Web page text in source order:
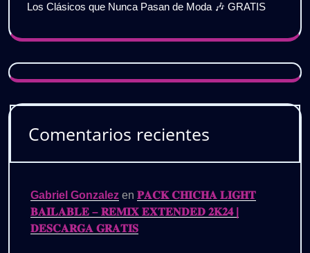
Los Clásicos que Nunca Pasan de Moda 🎶 GRATIS
Comentarios recientes
Gabriel Gonzalez en 𝐏𝐀𝐂𝐊 𝐂𝐇𝐈𝐂𝐇𝐀 𝐋𝐈𝐆𝐇𝐓
𝐁𝐀𝐈𝐋𝐀𝐁𝐋𝐄 – 𝐑𝐄𝐌𝐈𝐗 𝐄𝐗𝐓𝐄𝐍𝐃𝐄𝐃 𝟐𝐊𝟐𝟒 |
𝐃𝐄𝐒𝐂𝐀𝐑𝐆𝐀 𝐆𝐑𝐀𝐓𝐈𝐒